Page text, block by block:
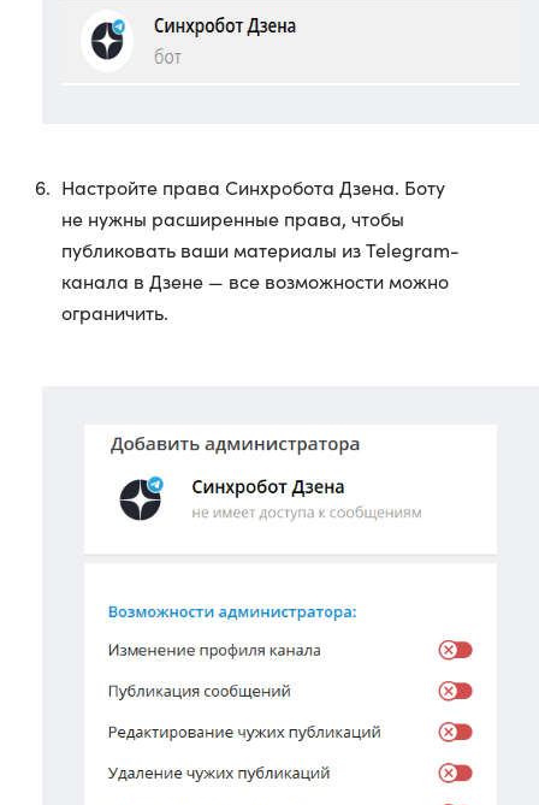
Настройте права Синхробота Дзена. Боту
не нужны расширенные права, чтобы
публиковать ваши материалы из Telegram-
канала в Дзене — все возможности можно
ограничить.